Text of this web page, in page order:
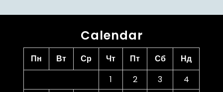
Calendar
Пн Вт Ср Чт Пт Сб
Нд
1
2 3
4